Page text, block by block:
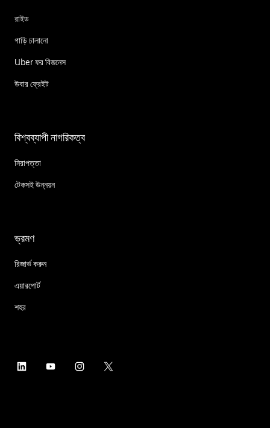
রাইড
গাড়ি চালানো
Uber ফর বিজনেস
উবার ফ্রেইট
বিশ্বব্যাপী নাগরিকত্ব
নিরাপত্তা
টেকসই উন্নয়ন
ভ্রমণ
রিজার্ভ করুন
এয়ারপোর্ট
শহর